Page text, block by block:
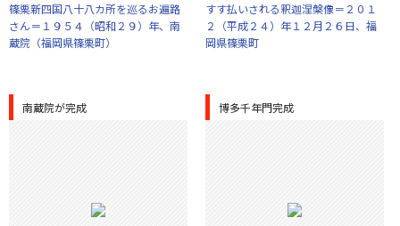
篠栗新四国八十八カ所を巡るお遍路
さん＝１９５４（昭和２９）年、南
蔵院（福岡県篠栗町）
すす払いされる釈迦涅槃像＝２０１
２（平成２４）年１２月２６日、福
岡県篠栗町
南蔵院が完成 博多千年門完成